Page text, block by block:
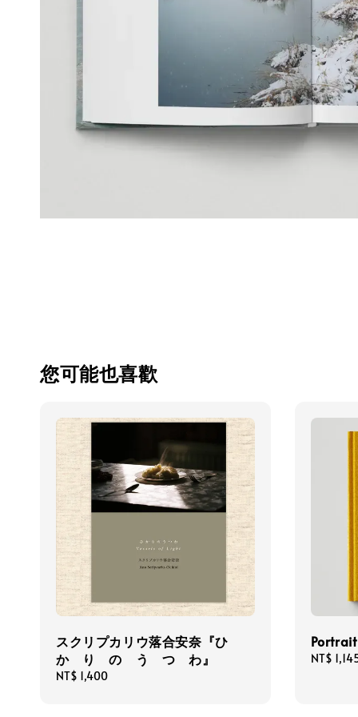
您可能也喜歡
スクリプカリウ落合安奈『ひ
か り の う つ わ』
Regular
NT$ 1,400
Regular
NT$